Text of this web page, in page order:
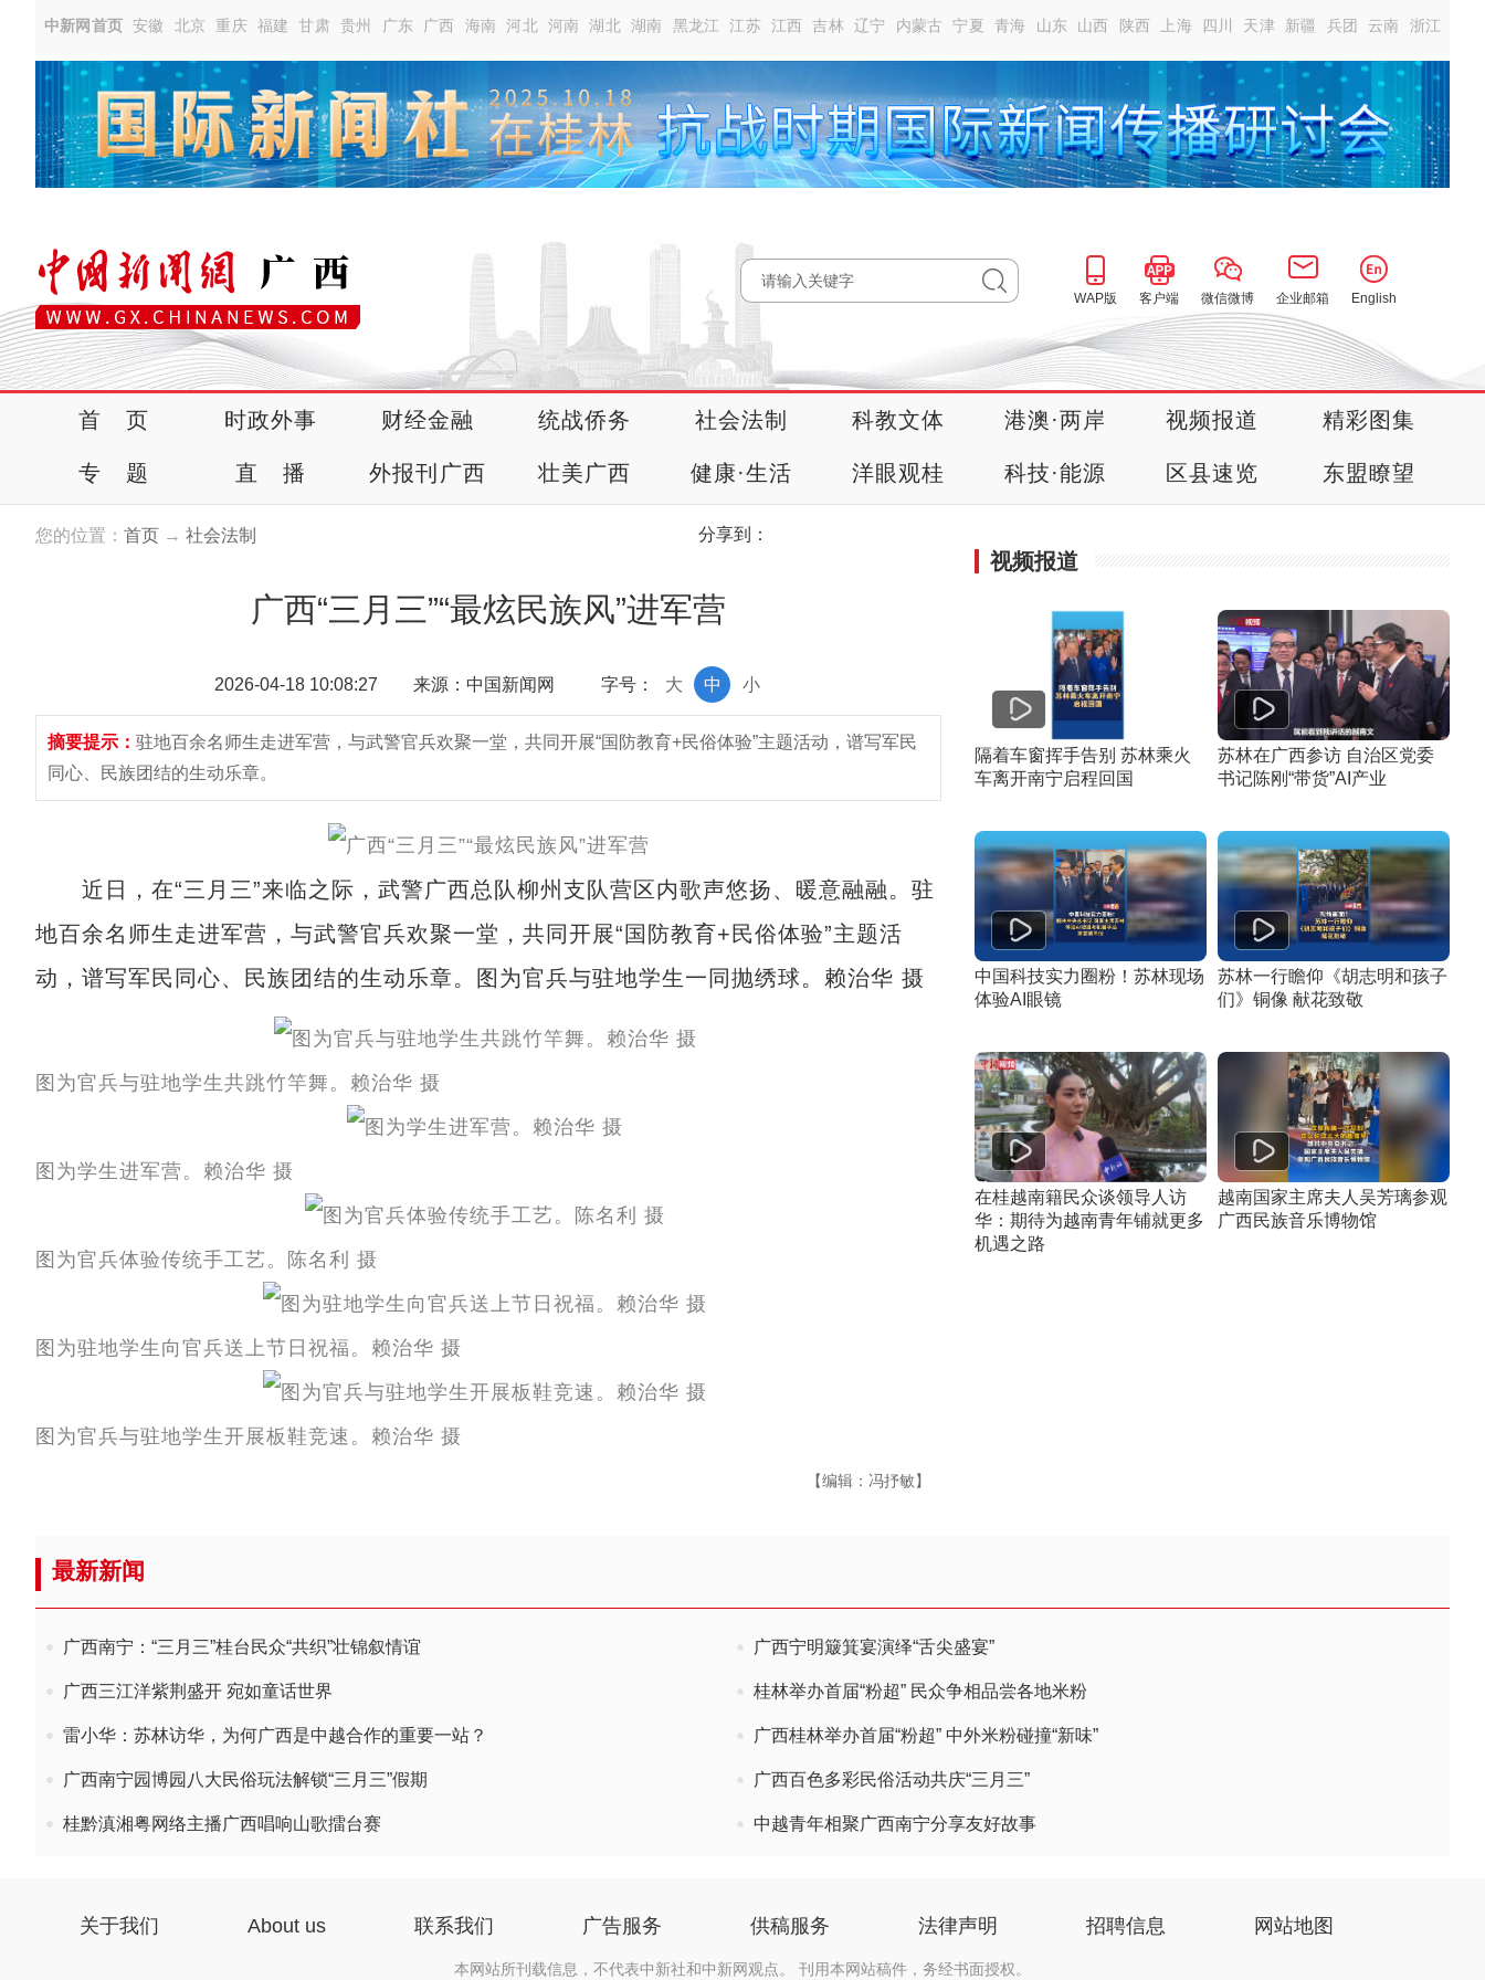
中新网首页 安徽 北京 重庆 福建 甘肃 贵州 广东 广西 海南 河北 河南 湖北 湖南 黑龙江 江苏 江西 吉林 辽宁 内蒙古 宁夏 青海 山东 山西 陕西 上海 四川 天津 新疆 兵团 云南 浙江
WAP版 客户端 微信微博 企业邮箱 English
首 页 时政外事 财经金融 统战侨务 社会法制 科教文体 港澳·两岸 视频报道 精彩图集
专 题 直 播 外报刊广西 壮美广西 健康·生活 洋眼观桂 科技·能源 区县速览 东盟瞭望
您的位置： 首页 → 社会法制 分享到：
广西“三月三”“最炫民族风”进军营
2026-04-18 10:08:27 来源：中国新闻网 字号： 小
中
大
摘要提示： 驻地百余名师生走进军营，与武警官兵欢聚一堂，共同开展“国防教育+民俗体验”主题活动，谱写军民
同心、民族团结的生动乐章。
近日，在“三月三”来临之际，武警广西总队柳州支队营区内歌声悠扬、暖意融融。驻
地百余名师生走进军营，与武警官兵欢聚一堂，共同开展“国防教育+民俗体验”主题活
动，谱写军民同心、民族团结的生动乐章。图为官兵与驻地学生一同抛绣球。赖治华 摄
图为官兵与驻地学生共跳竹竿舞。赖治华 摄
图为学生进军营。赖治华 摄
图为官兵体验传统手工艺。陈名利 摄
图为驻地学生向官兵送上节日祝福。赖治华 摄
图为官兵与驻地学生开展板鞋竞速。赖治华 摄
【编辑：冯抒敏】
视频报道
隔着车窗挥手告别 苏林乘火
车离开南宁启程回国
苏林在广西参访 自治区党委
书记陈刚“带货”AI产业
中国科技实力圈粉！苏林现场
体验AI眼镜
苏林一行瞻仰《胡志明和孩子
们》铜像 献花致敬
在桂越南籍民众谈领导人访
华：期待为越南青年铺就更多
机遇之路
越南国家主席夫人吴芳璃参观
广西民族音乐博物馆
最新新闻
广西南宁：“三月三”桂台民众“共织”壮锦叙情谊 广西宁明簸箕宴演绎“舌尖盛宴”
广西三江洋紫荆盛开 宛如童话世界 桂林举办首届“粉超” 民众争相品尝各地米粉
雷小华：苏林访华，为何广西是中越合作的重要一站？ 广西桂林举办首届“粉超” 中外米粉碰撞“新味”
广西南宁园博园八大民俗玩法解锁“三月三”假期 广西百色多彩民俗活动共庆“三月三”
桂黔滇湘粤网络主播广西唱响山歌擂台赛 中越青年相聚广西南宁分享友好故事
关于我们 About us 联系我们 广告服务 供稿服务 法律声明 招聘信息 网站地图
本网站所刊载信息，不代表中新社和中新网观点。 刊用本网站稿件，务经书面授权。